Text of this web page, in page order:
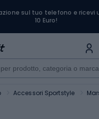
sul tuo telefono e ricevi
10 Euro!
Accessori Sportstyle